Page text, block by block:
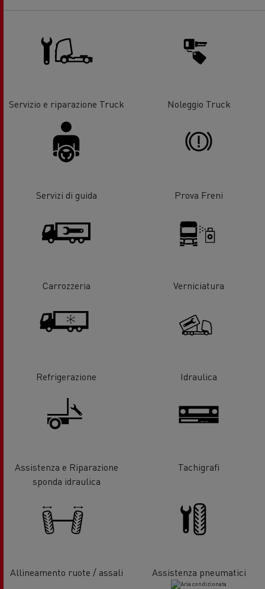
Servizio e riparazione Truck Noleggio Truck
Servizi di guida Prova Freni
Carrozzeria Verniciatura
Refrigerazione Idraulica
Assistenza e Riparazione
sponda idraulica
Tachigrafi
Allineamento ruote / assali Assistenza pneumatici